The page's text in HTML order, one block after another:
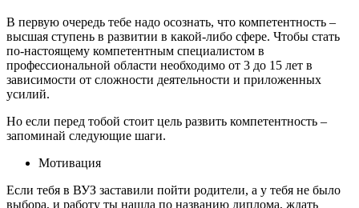
В первую очередь тебе надо осознать, что компетентность –
высшая ступень в развитии в какой-либо сфере. Чтобы стать
по-настоящему компетентным специалистом в
профессиональной области необходимо от 3 до 15 лет в
зависимости от сложности деятельности и приложенных
усилий.
Но если перед тобой стоит цель развить компетентность –
запоминай следующие шаги.
Мотивация
Если тебя в ВУЗ заставили пойти родители, а у тебя не было
выбора, и работу ты нашла по названию диплома, ждать